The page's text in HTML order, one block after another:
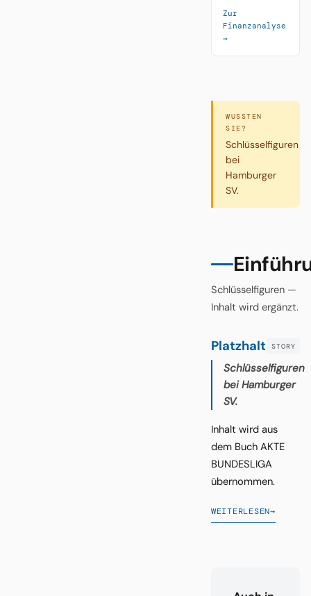
Zur
Finanzanalyse
→
WUSSTEN
SIE?
Schlüsselfiguren
bei
Hamburger
SV.
Schlüsselfiguren —
Inhalt wird ergänzt.
Platzhalter
Schlüsselfiguren
bei Hamburger
SV.
Inhalt wird aus
dem Buch AKTE
BUNDESLIGA
übernommen.
WEITERLESEN→